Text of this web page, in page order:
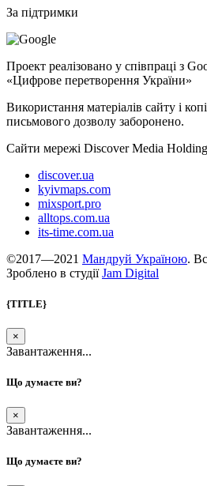
За підтримки
Проект реалізовано у співпраці з
«Цифрове перетворення України»
Використання матеріалів сайту і
письмового дозволу заборонено.
Сайти мережі Discover Media Holding
discover.ua
kyivmaps.com
mixsport.pro
alltops.com.ua
its-time.com.ua
©2017—2021 Мандруй Україною.
Зроблено в студіїJam Digital
{TITLE}
×
Завантаження...
Що думаєте ви?
×
Завантаження...
Що думаєте ви?